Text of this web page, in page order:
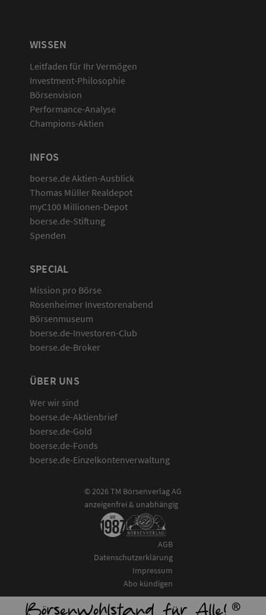
WISSEN
Leitfaden für Ihr Vermögen
Investment-Philosophie
Börsenvision
Performance-Analyse
Champions-Aktien
INFOS
boerse.de Aktien-Ausblick
Thomas Müller Realdepot
myC100 Millionen-Depot
boerse.de-Stiftung
Spenden
SPECIAL
Mission pro Börse
Rosenheimer Investorenabend
Börsenmuseum
boerse.de-Investoren-Club
boerse.de-Broker
ÜBER UNS
Wer wir sind
boerse.de-Aktienbrief
boerse.de-Gold
boerse.de-Fonds
boerse.de-Einzelkontenverwaltung
© 2026 TM Börsenverlag AG
anzeigenfrei & unabhängig
AGB
Datenschutzerklärung
Impressum
Abo kündigen